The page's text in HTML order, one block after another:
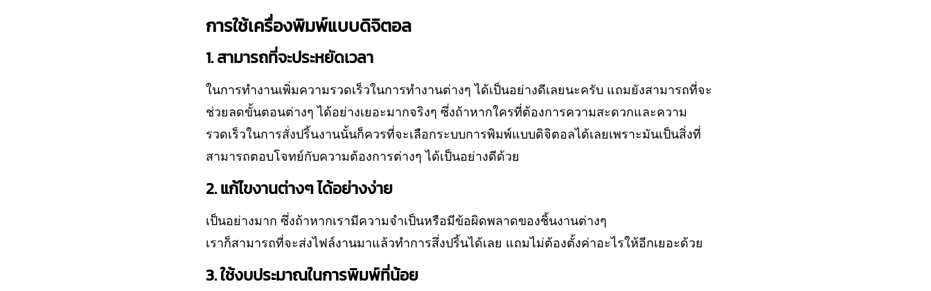
การใช้เครื่องพิมพ์แบบดิจิตอล
1. สามารถที่จะประหยัดเวลา
ในการทำงานเพิ่มความรวดเร็วในการทำงานต่างๆ ได้เป็นอย่างดีเลยนะครับ แถมยังสามารถที่จะ
ช่วยลดขั้นตอนต่างๆ ได้อย่างเยอะมากจริงๆ ซึ่งถ้าหากใครที่ต้องการความสะดวกและความ
รวดเร็วในการสั่งปริ้นงานนั้นก็ควรที่จะเลือกระบบการพิมพ์แบบดิจิตอลได้เลยเพราะมันเป็นสิ่งที่
สามารถตอบโจทย์กับความต้องการต่างๆ ได้เป็นอย่างดีด้วย
2. แก้ไขงานต่างๆ ได้อย่างง่าย
เป็นอย่างมาก ซึ่งถ้าหากเรามีความจำเป็นหรือมีข้อผิดพลาดของชิ้นงานต่างๆ
เราก็สามารถที่จะส่งไฟล์งานมาแล้วทำการสึ่งปริ้นได้เลย แถมไม่ต้องตั้งค่าอะไรให้อีกเยอะด้วย
3. ใช้งบประมาณในการพิมพ์ที่น้อย